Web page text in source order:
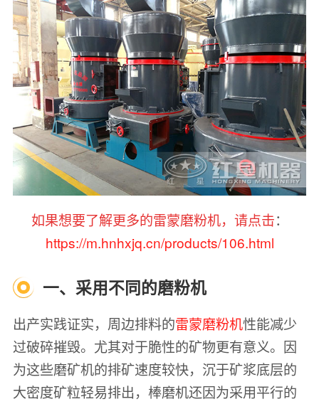
如果想要了解更多的雷蒙磨粉机，请点击：
https://m.hnhxjq.cn/products/106.html
一、采用不同的磨粉机
出产实践证实，周边排料的雷蒙磨粉机性能减少
过破碎摧毁。尤其对于脆性的矿物更有意义。因
为这些磨矿机的排矿速度较快，沉于矿浆底层的
大密度矿粒轻易排出，棒磨机还因为采用平行的